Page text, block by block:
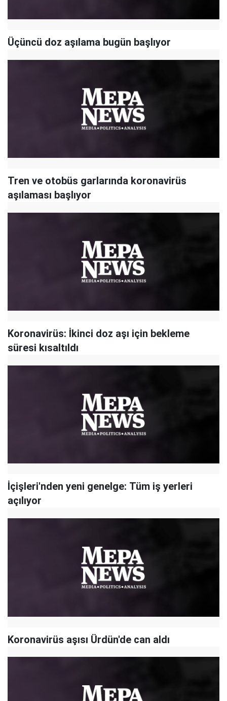
Üçüncü doz aşılama bugün başlıyor
Tren ve otobüs garlarında koronavirüs
aşılaması başlıyor
Koronavirüs: İkinci doz aşı için bekleme
süresi kısaltıldı
İçişleri'nden yeni genelge: Tüm iş yerleri
açılıyor
Koronavirüs aşısı Ürdün'de can aldı